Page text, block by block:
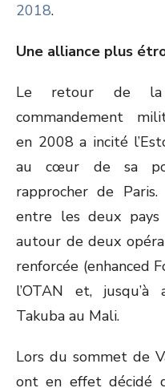
2018.
Une alliance plus
Le retour de
commandement
en 2008 a incité
au cœur de sa
rapprocher de
entre les deux pays
autour de deux
renforcée (enhanced
l’OTAN et, jusqu’à
Takuba au Mali.
Lors du sommet de
ont en effet décidé